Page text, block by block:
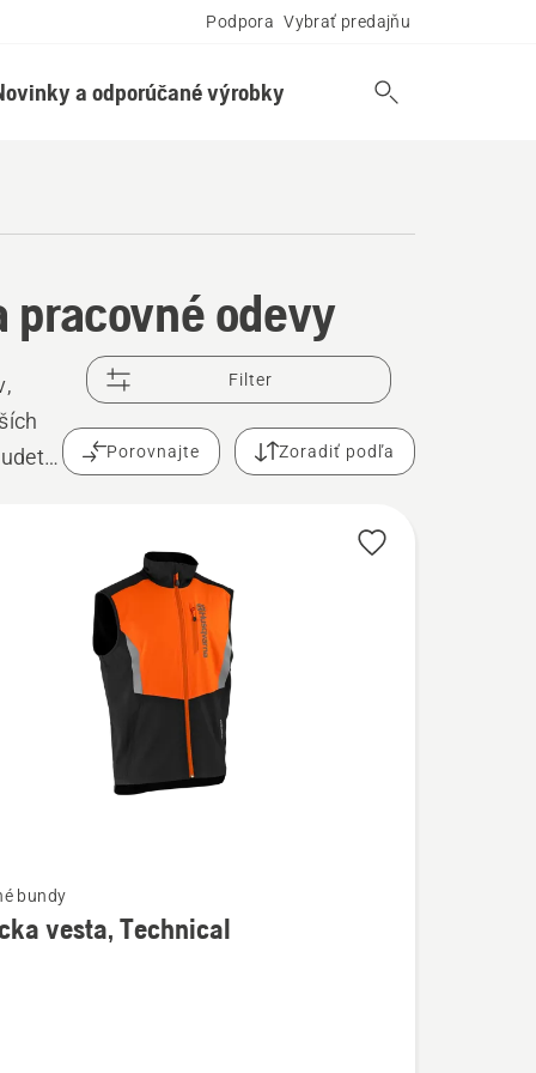
Podpora Vybrať predajňu
a odporúčané výrobky
pracovné odevy
Filter
Porovnajte Zoradiť podľa
bundy
vesta, Technical